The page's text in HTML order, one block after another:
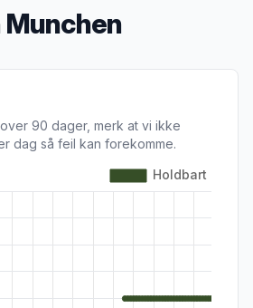
Munchen
90 dager, merk at vi ikke
dag så feil kan forekomme.